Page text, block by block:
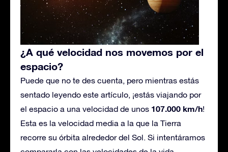
¿A qué velocidad nos movemos por el
espacio?
Puede que no te des cuenta, pero mientras estás
sentado leyendo este artículo, ¡estás viajando por
el espacio a una velocidad de unos 107.000 km/h!
Esta es la velocidad media a la que la Tierra
recorre su órbita alrededor del Sol. Si intentáramos